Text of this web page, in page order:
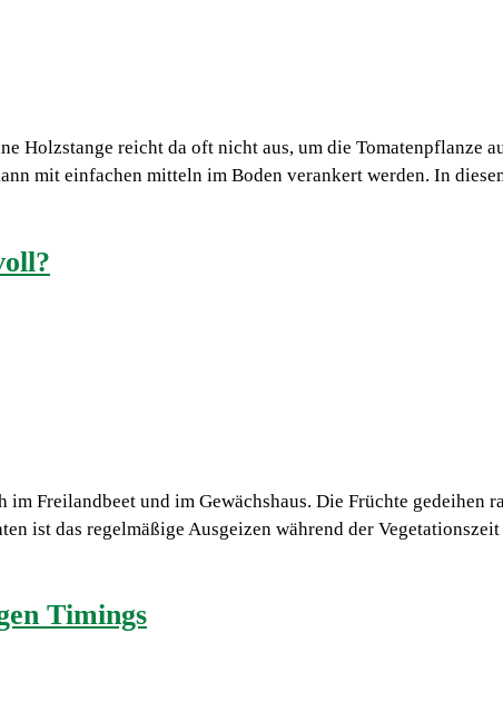
Holzstange reicht da oft nicht aus, um die Tomatenpflanze
mit einfachen mitteln im Boden verankert werden. In
Freilandbeet und im Gewächshaus. Die Früchte gedeihen
ist das regelmäßige Ausgeizen während der
Timings